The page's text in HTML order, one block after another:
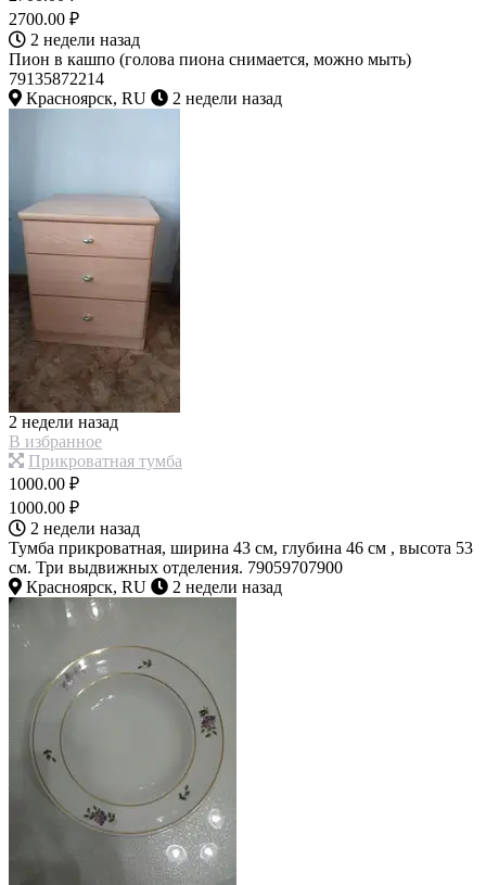
2700.00 ₽
2 недели назад
Пион в кашпо (голова пиона снимается, можно мыть)
79135872214
Красноярск, RU
2 недели назад
2 недели назад
В избранное
Прикроватная тумба
1000.00 ₽
1000.00 ₽
2 недели назад
Тумба прикроватная, ширина 43 см, глубина 46 см , высота 53
см. Три выдвижных отделения. 79059707900
Красноярск, RU
2 недели назад